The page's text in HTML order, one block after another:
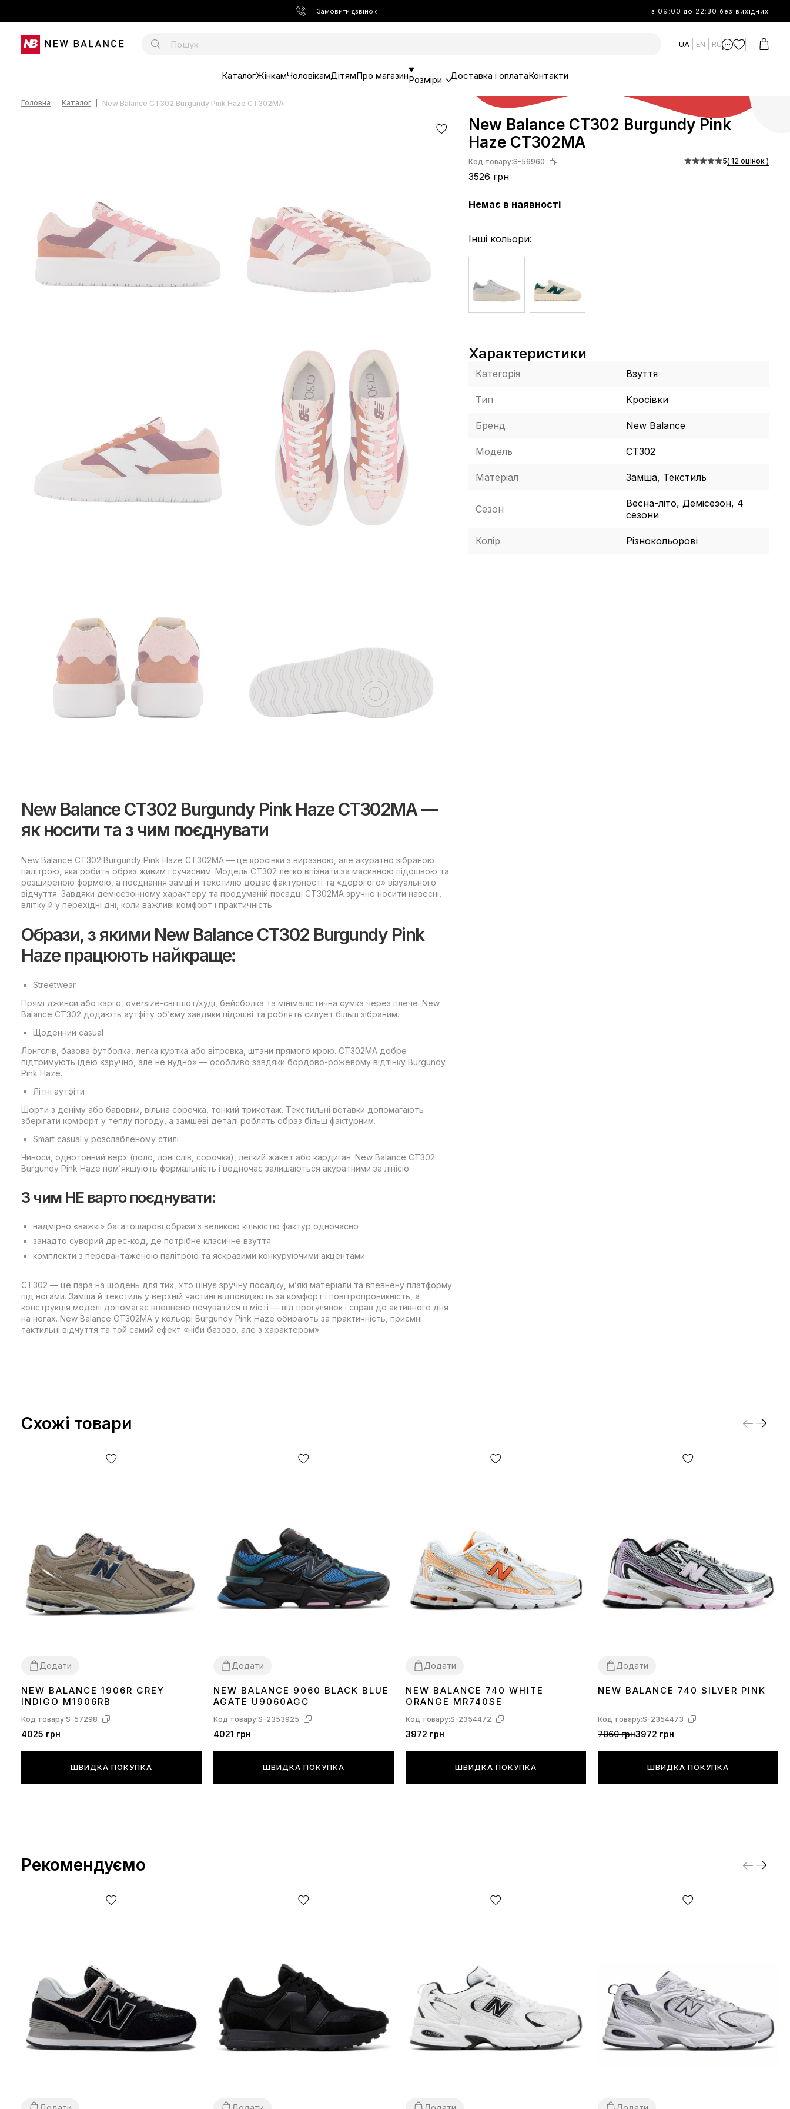
Замовити дзвінок з 09:00 до 22:30 без вихідних
UA EN RU
КаталогЖінкамЧоловікамДітямПро магазинРозміри Доставка і оплатаКонтакти
Головна Каталог New Balance CT302 Burgundy Pink Haze CT302MA
New Balance CT302 Burgundy Pink Haze CT302MA —
як носити та з чим поєднувати
New Balance CT302 Burgundy Pink Haze CT302MA — це кросівки з виразною, але акуратно зібраною
палітрою, яка робить образ живим і сучасним. Модель CT302 легко впізнати за масивною підошвою та
розширеною формою, а поєднання замші й текстилю додає фактурності та «дорогого» візуального
відчуття. Завдяки демісезонному характеру та продуманій посадці CT302MA зручно носити навесні,
влітку й у перехідні дні, коли важливі комфорт і практичність.
Образи, з якими New Balance CT302 Burgundy Pink
Haze працюють найкраще:
Streetwear
Прямі джинси або карго, oversize-світшот/худі, бейсболка та мінімалістична сумка через плече. New
Balance CT302 додають аутфіту об’єму завдяки підошві та роблять силует більш зібраним.
Щоденний casual
Лонгслів, базова футболка, легка куртка або вітровка, штани прямого крою. CT302MA добре
підтримують ідею «зручно, але не нудно» — особливо завдяки бордово-рожевому відтінку Burgundy
Pink Haze.
Літні аутфіти
Шорти з деніму або бавовни, вільна сорочка, тонкий трикотаж. Текстильні вставки допомагають
зберігати комфорт у теплу погоду, а замшеві деталі роблять образ більш фактурним.
Smart casual у розслабленому стилі
Чиноси, однотонний верх (поло, лонгслів, сорочка), легкий жакет або кардиган. New Balance CT302
Burgundy Pink Haze пом’якшують формальність і водночас залишаються акуратними за лінією.
З чим НЕ варто поєднувати:
надмірно «важкі» багатошарові образи з великою кількістю фактур одночасно
занадто суворий дрес-код, де потрібне класичне взуття
комплекти з перевантаженою палітрою та яскравими конкуруючими акцентами
CT302 — це пара на щодень для тих, хто цінує зручну посадку, м’які матеріали та впевнену платформу
під ногами. Замша й текстиль у верхній частині відповідають за комфорт і повітропроникність, а
конструкція моделі допомагає впевнено почуватися в місті — від прогулянок і справ до активного дня
на ногах. New Balance CT302MA у кольорі Burgundy Pink Haze обирають за практичність, приємні
тактильні відчуття та той самий ефект «ніби базово, але з характером».
New Balance CT302 Burgundy Pink
Haze CT302MA
Код товару:S-56960
3526 грн
5( 12 оцінок )
Немає в наявності
Інші кольори:
Характеристики
Категорія Взуття
Тип Кросівки
Бренд New Balance
Модель CT302
Матеріал Замша, Текстиль
Сезон
Весна-літо, Демісезон, 4
сезони
Колір Різнокольорові
Схожі товари
Додати
4142 45
NEW BALANCE 1906R GREY
INDIGO M1906RB
Код товару:S-57298
4025 грн
ШВИДКА ПОКУПКА
Додати
4041 42
NEW BALANCE 9060 BLACK BLUE
AGATE U9060AGC
Код товару:S-2353925
4021 грн
ШВИДКА ПОКУПКА
Додати
3738 4142434445
NEW BALANCE 740 WHITE
ORANGE MR740SE
Код товару:S-2354472
3972 грн
ШВИДКА ПОКУПКА
Додати
3637 3839
NEW BALANCE 740 SILVER PINK
Код товару:S-2354473
7060 грн3972 грн
ШВИДКА ПОКУПКА
Рекомендуємо